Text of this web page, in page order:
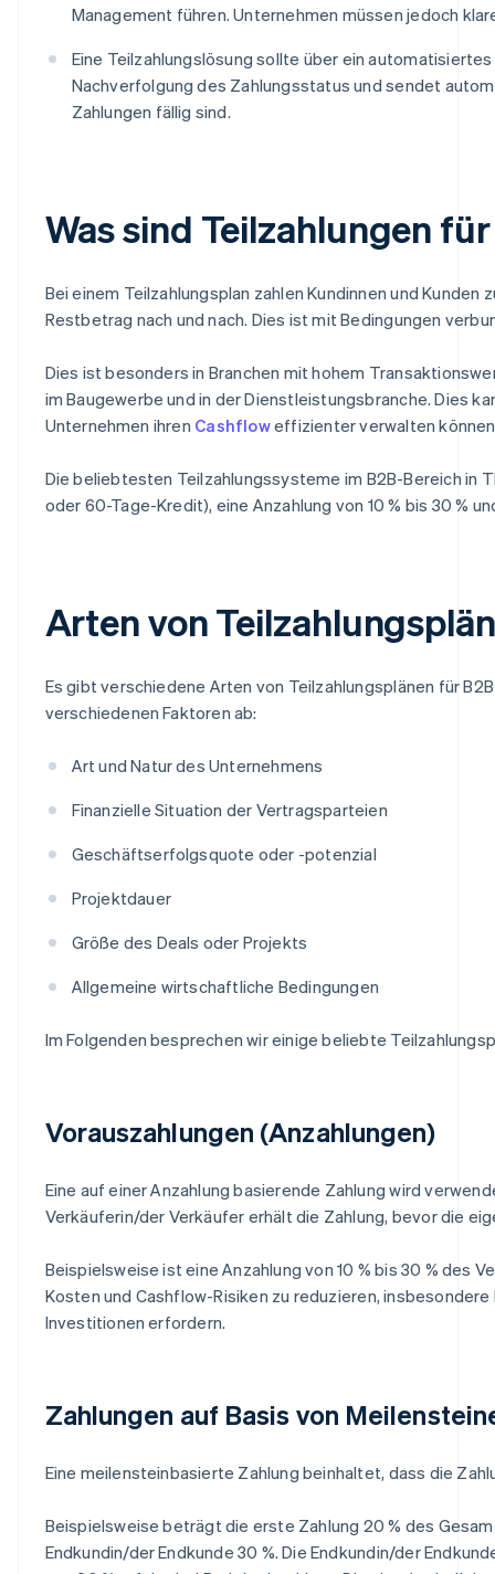
Management führen. Unternehmen müssen jedoch
Eine Teilzahlungslösung sollte über ein
Nachverfolgung des Zahlungsstatus und sendet
Zahlungen fällig sind.
Was sind Teilzahlungen
Bei einem Teilzahlungsplan zahlen Kundinnen und
Restbetrag nach und nach. Dies ist mit Bedingungen
Dies ist besonders in Branchen mit hohem
im Baugewerbe und in der Dienstleistungsbranche. Dies
Unternehmen ihren Cashfloweffizienter verwalten
Die beliebtesten Teilzahlungssysteme im B2B-Bereich in
oder 60-Tage-Kredit), eine Anzahlung von 10 % bis 30 %
Arten von
Es gibt verschiedene Arten von Teilzahlungsplänen für
verschiedenen Faktoren ab:
Art und Natur des Unternehmens
Finanzielle Situation der Vertragsparteien
Geschäftserfolgsquote oder -potenzial
Projektdauer
Größe des Deals oder Projekts
Allgemeine wirtschaftliche Bedingungen
Im Folgenden besprechen wir einige beliebte
Vorauszahlungen (Anzahlungen)
Eine auf einer Anzahlung basierende Zahlung wird
Verkäuferin/der Verkäufer erhält die Zahlung, bevor die
Beispielsweise ist eine Anzahlung von 10 % bis 30 %
Kosten und Cashflow-Risiken zu reduzieren,
Investitionen erfordern.
Zahlungen auf Basis von
Eine meilensteinbasierte Zahlung beinhaltet, dass die
Beispielsweise beträgt die erste Zahlung 20 % des
Endkundin/der Endkunde 30 %. Die Endkundin/der